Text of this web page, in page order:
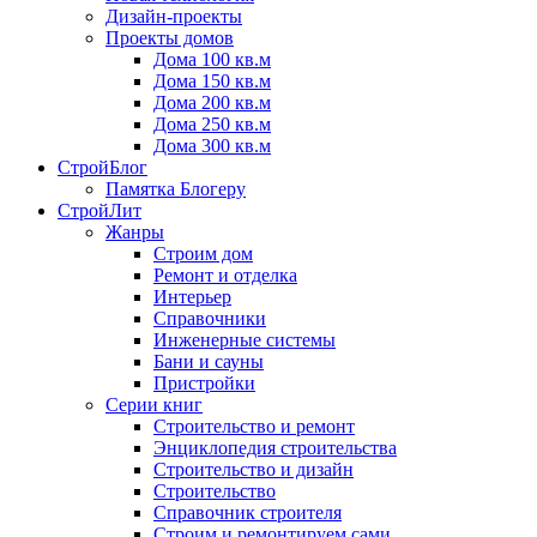
Дизайн-проекты
Проекты домов
Дома 100 кв.м
Дома 150 кв.м
Дома 200 кв.м
Дома 250 кв.м
Дома 300 кв.м
СтройБлог
Памятка Блогеру
СтройЛит
Жанры
Строим дом
Ремонт и отделка
Интерьер
Справочники
Инженерные системы
Бани и сауны
Пристройки
Серии книг
Строительство и ремонт
Энциклопедия строительства
Строительство и дизайн
Строительство
Справочник строителя